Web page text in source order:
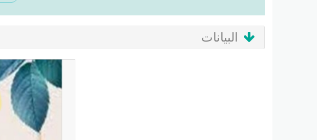
البيانات